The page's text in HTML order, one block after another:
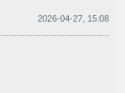
2026-04-27, 15:08